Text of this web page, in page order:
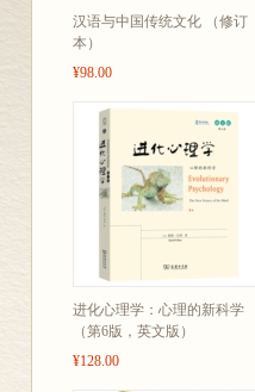
汉语与中国传统文化 （修订
本）
¥98.00
进化心理学：心理的新科学
（第6版，英文版）
¥128.00